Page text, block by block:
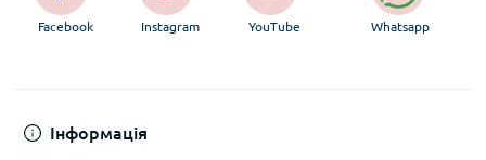
Інформація
Facebook Instagram YouTube Whatsapp